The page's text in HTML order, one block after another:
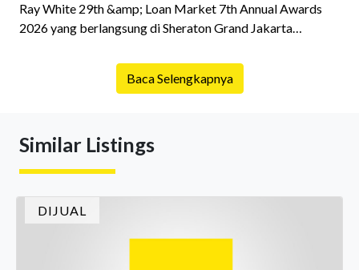
Ray White 29th &amp; Loan Market 7th Annual Awards
2026 yang berlangsung di Sheraton Grand Jakarta
istimewa bagi para pelaku industri properti dan keuangan.
Lebih dari 400 marketing executives dan principals
menghidupkan suasana, acara ini dihadiri oleh Country
Baca Selengkapnya
Similar Listings
DIJUAL